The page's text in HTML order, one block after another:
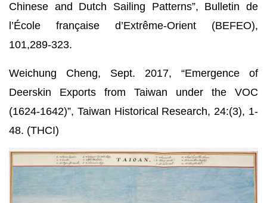
Chinese and Dutch Sailing Patterns”, Bulletin de
l’École française d’Extrême-Orient (BEFEO),
101,289-323.
Weichung Cheng, Sept. 2017, “Emergence of
Deerskin Exports from Taiwan under the VOC
(1624-1642)”, Taiwan Historical Research, 24:(3), 1-
48. (THCI)
《大
員
市
鳥